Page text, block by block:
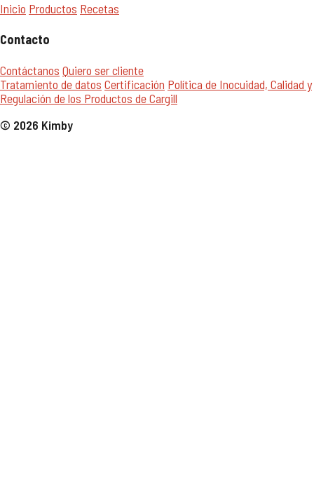
Inicio Productos Recetas
Contacto
Contáctanos Quiero ser cliente
Tratamiento de datos Certificación Política de Inocuidad, Calidad y
Regulación de los Productos de Cargill
© 2026 Kimby